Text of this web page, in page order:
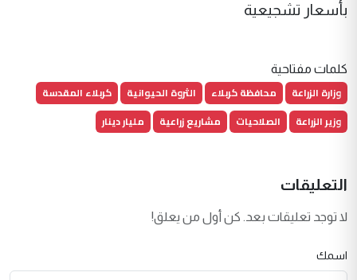
بأسعار تشجيعية
كلمات مفتاحية
وزارة الزراعة محافظة كربلاء الثروة الحيوانية
كربلاء المقدسة
وزير الزراعة
الصلاحيات مشاريع زراعية مليار دينار
التعليقات
لا توجد تعليقات بعد. كن أول من يعلق!
اسمك